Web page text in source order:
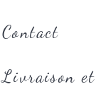
Contact
Livraison